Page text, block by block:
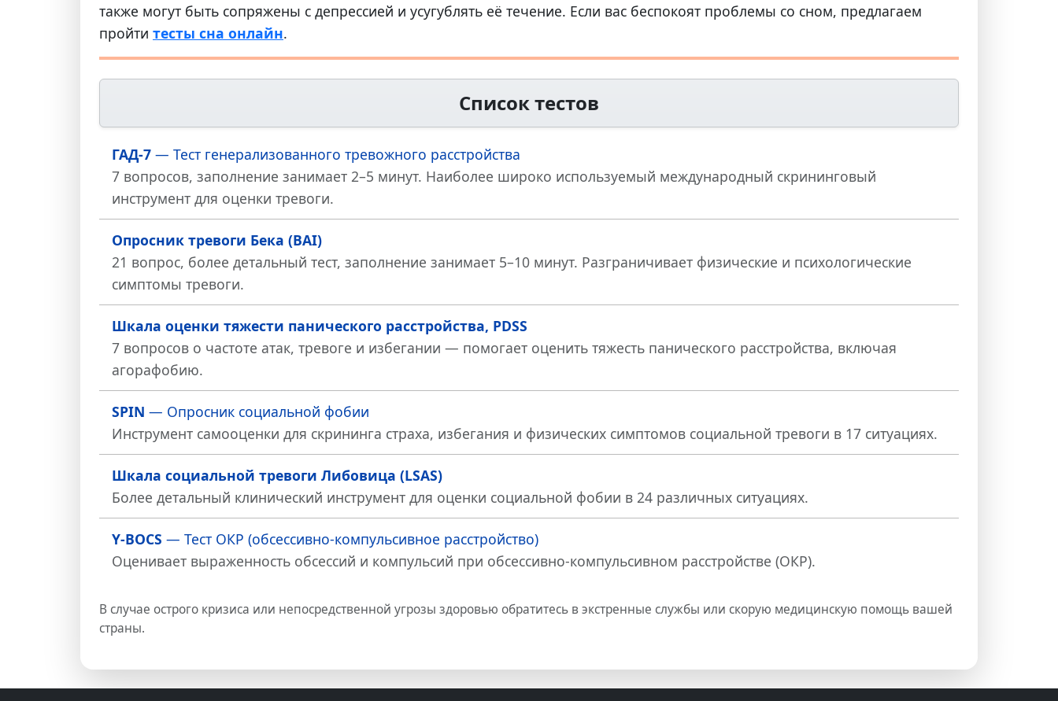
также могут быть сопряжены с депрессией и усугублять её течение. Если вас беспокоят проблемы со сном, предлагаем
пройти тесты сна онлайн.
Список тестов
ГАД-7 — Тест генерализованного тревожного расстройства
7 вопросов, заполнение занимает 2–5 минут. Наиболее широко используемый международный скрининговый
инструмент для оценки тревоги.
Опросник тревоги Бека (BAI)
21 вопрос, более детальный тест, заполнение занимает 5–10 минут. Разграничивает физические и психологические
симптомы тревоги.
Шкала оценки тяжести панического расстройства, PDSS
7 вопросов о частоте атак, тревоге и избегании — помогает оценить тяжесть панического расстройства, включая
агорафобию.
SPIN — Опросник социальной фобии
Инструмент самооценки для скрининга страха, избегания и физических симптомов социальной тревоги в 17 ситуациях.
Шкала социальной тревоги Либовица (LSAS)
Более детальный клинический инструмент для оценки социальной фобии в 24 различных ситуациях.
Y-BOCS — Тест ОКР (обсессивно-компульсивное расстройство)
Оценивает выраженность обсессий и компульсий при обсессивно-компульсивном расстройстве (ОКР).
В случае острого кризиса или непосредственной угрозы здоровью обратитесь в экстренные службы или скорую медицинскую помощь вашей
страны.